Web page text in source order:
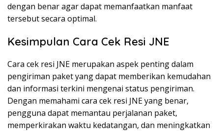
dengan benar agar dapat memanfaatkan manfaat
tersebut secara optimal.
Kesimpulan Cara Cek Resi JNE
Cara cek resi JNE merupakan aspek penting dalam
pengiriman paket yang dapat memberikan kemudahan
dan informasi terkini mengenai status pengiriman.
Dengan memahami cara cek resi JNE yang benar,
pengguna dapat memantau perjalanan paket,
memperkirakan waktu kedatangan, dan meningkatkan